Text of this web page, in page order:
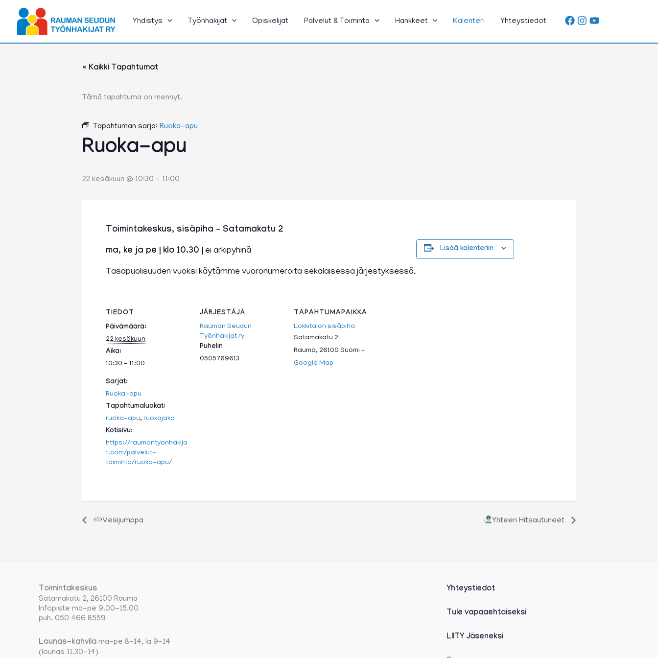
sisältöön
Yhdistys
Työnhakijat Opiskelijat Palvelut & Toiminta Hankkeet Kalenteri Yhteystiedot
« Kaikki Tapahtumat
Tämä tapahtuma on mennyt.
Tapahtuman sarja: Ruoka-apu
Ruoka-apu
22 kesäkuun @ 10:30 - 11:00
Toimintakeskus, sisäpiha – Satamakatu 2
ma, ke ja pe | klo 10.30 | ei arkipyhinä
Tasapuolisuuden vuoksi käytämme vuoronumeroita sekalaisessa järjestyksessä.
Lisää kalenteriin
TIEDOT
Päivämäärä:
22 kesäkuun
Aika:
10:30 - 11:00
Sarjat:
Ruoka-apu
Tapahtumaluokat:
ruoka-apu, ruokajako
Kotisivu:
https://raumantyonhakija
t.com/palvelut-
toiminta/ruoka-apu/
JÄRJESTÄJÄ
Rauman Seudun
Työnhakijat ry
Puhelin
0505769613
TAPAHTUMAPAIKKA
Lokkitalon sisäpiha
Satamakatu 2
Rauma, 26100 Suomi +
Google Map
Vesijumppa Yhteen Hitsautuneet
Toimintakeskus
Satamakatu 2, 26100 Rauma
Infopiste ma-pe 9.00-15.00
puh. 050 466 8559
Lounas-kahvilama-pe 8-14, la 9-14
(lounas 11.30-14)
Yhteystiedot
Tule vapaaehtoiseksi
LIITY Jäseneksi